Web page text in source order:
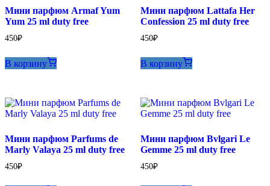
Мини парфюм Armaf Yum
Yum 25 ml duty free
450₽
В корзину
Мини парфюм Lattafa Her
Confession 25 ml duty free
450₽
В корзину
Мини парфюм Parfums de
Marly Valaya 25 ml duty free
450₽
Мини парфюм Bvlgari Le
Gemme 25 ml duty free
450₽